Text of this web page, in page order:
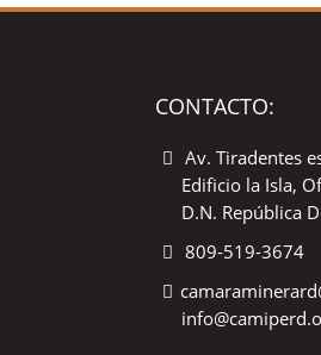
CONTACTO:
Av. Tiradentes
Edificio la Isla,
D.N. República
809-519-3674